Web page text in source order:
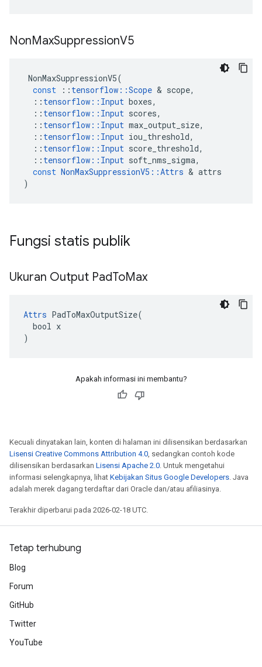
NonMaxSuppressionV5
NonMaxSuppressionV5(
const
:: tensorflow ::Scope & scope,
:: tensorflow :: Input boxes,
:: tensorflow :: Input scores,
:: tensorflow :: Input max_output_size,
:: tensorflow :: Input iou_threshold,
:: tensorflow :: Input score_threshold,
:: tensorflow :: Input soft_nms_sigma,
const NonMaxSuppressionV5 ::Attrs & attrs
)
Fungsi statis publik
Ukuran Output PadToMax
Attrs PadToMaxOutputSize(
  bool x
)
Apakah informasi ini membantu?
Kecuali dinyatakan lain, konten di halaman ini dilisensikan berdasarkan
Lisensi Creative Commons Attribution 4.0, sedangkan contoh kode
dilisensikan berdasarkan Lisensi Apache 2.0. Untuk mengetahui
informasi selengkapnya, lihat Kebijakan Situs Google Developers. Java
adalah merek dagang terdaftar dari Oracle dan/atau afiliasinya.
Terakhir diperbarui pada 2026-02-18 UTC.
Tetap terhubung
Blog
Forum
GitHub
Twitter
YouTube